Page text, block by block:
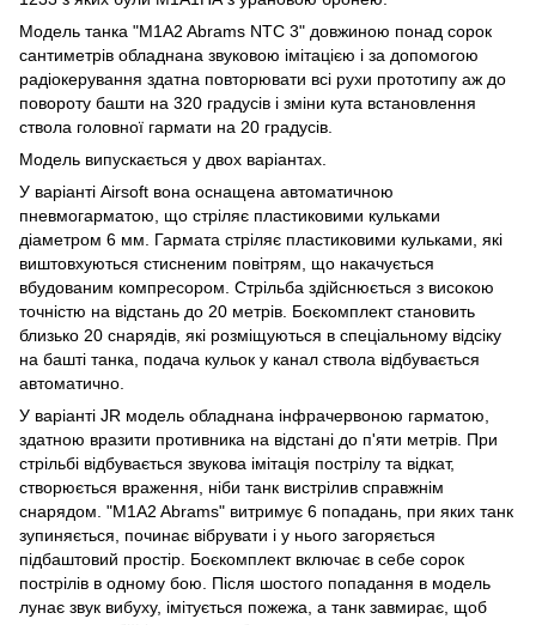
Модель танка "M1A2 Abrams NTC 3" довжиною понад сорок
сантиметрів обладнана звуковою імітацією і за допомогою
радіокерування здатна повторювати всі рухи прототипу аж до
повороту башти на 320 градусів і зміни кута встановлення
ствола головної гармати на 20 градусів.
Модель випускається у двох варіантах.
У варіанті Airsoft вона оснащена автоматичною
пневмогарматою, що стріляє пластиковими кульками
діаметром 6 мм. Гармата стріляє пластиковими кульками, які
виштовхуються стисненим повітрям, що накачується
вбудованим компресором. Стрільба здійснюється з високою
точністю на відстань до 20 метрів. Боєкомплект становить
близько 20 снарядів, які розміщуються в спеціальному відсіку
на башті танка, подача кульок у канал ствола відбувається
автоматично.
У варіанті JR модель обладнана інфрачервоною гарматою,
здатною вразити противника на відстані до п'яти метрів. При
стрільбі відбувається звукова імітація пострілу та відкат,
створюється враження, ніби танк вистрілив справжнім
снарядом. "M1A2 Abrams" витримує 6 попадань, при яких танк
зупиняється, починає вібрувати і у нього загоряється
підбаштовий простір. Боєкомплект включає в себе сорок
пострілів в одному бою. Після шостого попадання в модель
лунає звук вибуху, імітується пожежа, а танк завмирає, щоб